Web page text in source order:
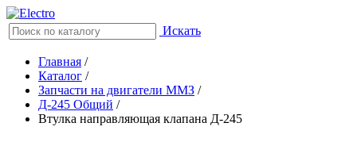
Искать
Главная /
Каталог /
Запчасти на двигатели ММЗ /
Д-245 Общий /
Втулка направляющая клапана Д-245